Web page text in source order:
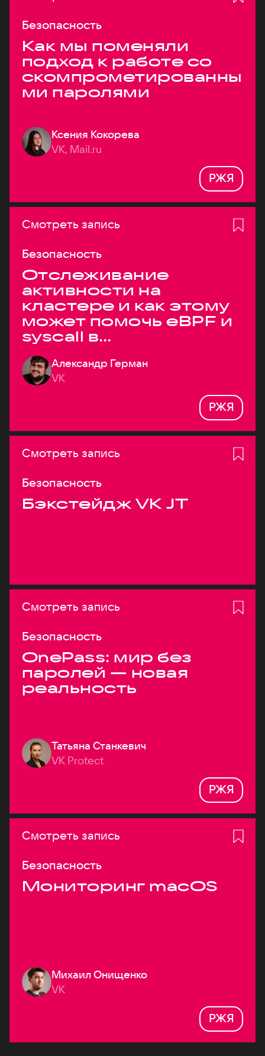
Безопасность
Как мы поменяли
подход к работе со
скомпрометированны
ми паролями
Ксения Кокорева
VK, Mail.ru
РЖЯ
Смотреть запись
Безопасность
Отслеживание
активности на
кластере и как этому
может помочь eBPF и
syscall в
высоконагруженных
системах
Александр Герман
VK
РЖЯ
Смотреть запись
Безопасность
Бэкстейдж VK JT
Смотреть запись
Безопасность
OnePass: мир без
паролей — новая
реальность
Татьяна Станкевич
VK Protect
РЖЯ
Смотреть запись
Безопасность
Мониторинг macOS
Михаил Онищенко
VK
РЖЯ